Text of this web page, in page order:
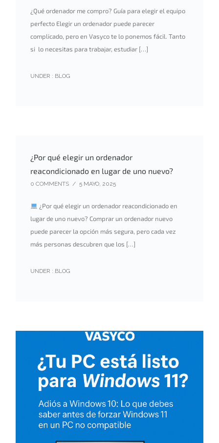
¿Qué ordenador me compro? Guía para elegir el equipo
perfecto Elegir un ordenador puede parecer
complicado, pero en Vasyco te lo ponemos fácil. Tanto
si lo necesitas para trabajar, estudiar […]
UNDER : BLOG
¿Por qué elegir un ordenador
reacondicionado en lugar de uno nuevo?
0 COMMENTS / 5 MAYO, 2025
¿Por qué elegir un ordenador reacondicionado en
lugar de uno nuevo? Comprar un ordenador nuevo
puede parecer la opción más segura, pero cada vez
más personas descubren que los […]
UNDER : BLOG